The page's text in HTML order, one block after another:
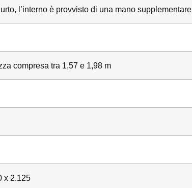
l’interno è provvisto di una mano supplementare
compresa tra 1,57 e 1,98 m
x 2.125